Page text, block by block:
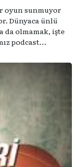
oyun sunmuyor
Dünyaca ünlü
da olmamak, işte
podcast